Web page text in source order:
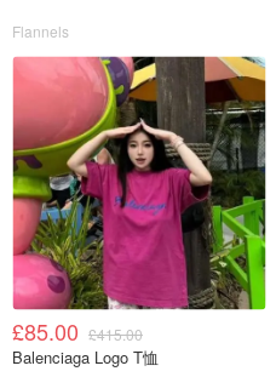
Flannels
£85.00 £415.00
Balenciaga Logo T恤